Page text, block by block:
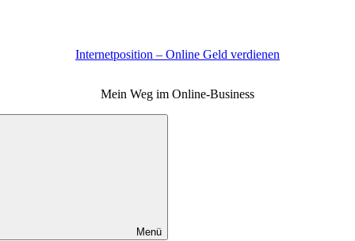
Internetposition – Online Geld verdienen
Mein Weg im Online-Business
Menü